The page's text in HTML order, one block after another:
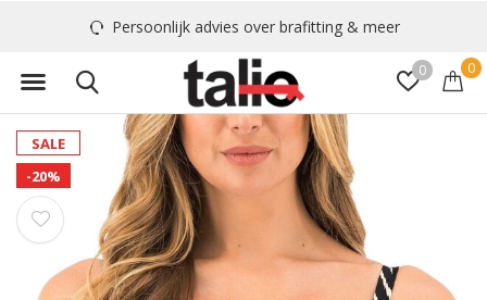
0 0
Persoonlijk advies over brafitting & meer
SALE
-20%